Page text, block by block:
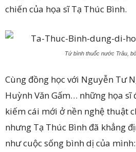
chiến của họa sĩ Tạ Thúc Bình.
Tứ bình thuốc nước Trâu,
Cùng đồng học với Nguyễn Tư
Huỳnh Văn Gấm… những họa
kiếm cái mới ở nền nghệ thuật
nhưng Tạ Thúc Bình đã khẳng
như cuộc sống bình dị của